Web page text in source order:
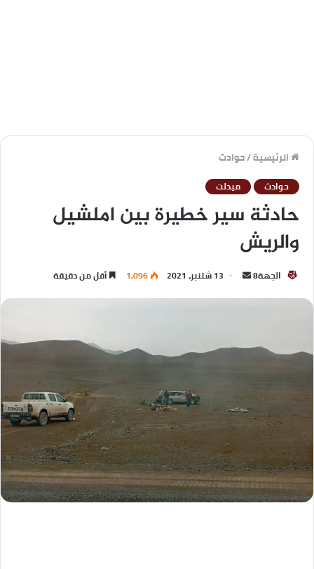
الرئيسية/حوادث
حوادث ميدلت
حادثة سير خطيرة بين املشيل
والريش
الجهة8 13 شتنبر، 2021 1,096 أقل من دقيقة